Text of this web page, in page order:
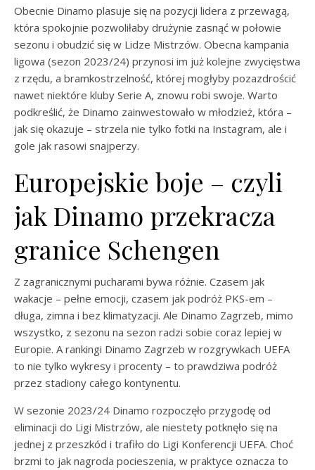
Obecnie Dinamo plasuje się na pozycji lidera z przewagą,
która spokojnie pozwoliłaby drużynie zasnąć w połowie
sezonu i obudzić się w Lidze Mistrzów. Obecna kampania
ligowa (sezon 2023/24) przynosi im już kolejne zwycięstwa
z rzędu, a bramkostrzelność, której mogłyby pozazdrościć
nawet niektóre kluby Serie A, znowu robi swoje. Warto
podkreślić, że Dinamo zainwestowało w młodzież, która –
jak się okazuje – strzela nie tylko fotki na Instagram, ale i
gole jak rasowi snajperzy.
Europejskie boje – czyli
jak Dinamo przekracza
granice Schengen
Z zagranicznymi pucharami bywa różnie. Czasem jak
wakacje – pełne emocji, czasem jak podróż PKS-em –
długa, zimna i bez klimatyzacji. Ale Dinamo Zagrzeb, mimo
wszystko, z sezonu na sezon radzi sobie coraz lepiej w
Europie. A rankingi Dinamo Zagrzeb w rozgrywkach UEFA
to nie tylko wykresy i procenty – to prawdziwa podróż
przez stadiony całego kontynentu.
W sezonie 2023/24 Dinamo rozpoczęło przygodę od
eliminacji do Ligi Mistrzów, ale niestety potknęło się na
jednej z przeszkód i trafiło do Ligi Konferencji UEFA. Choć
brzmi to jak nagroda pocieszenia, w praktyce oznacza to